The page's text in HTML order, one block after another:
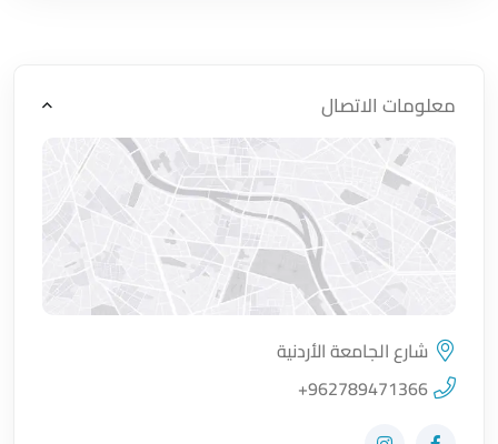
معلومات الاتصال
اضغط لتحميل الموقع
شارع الجامعة الأردنية
+962789471366